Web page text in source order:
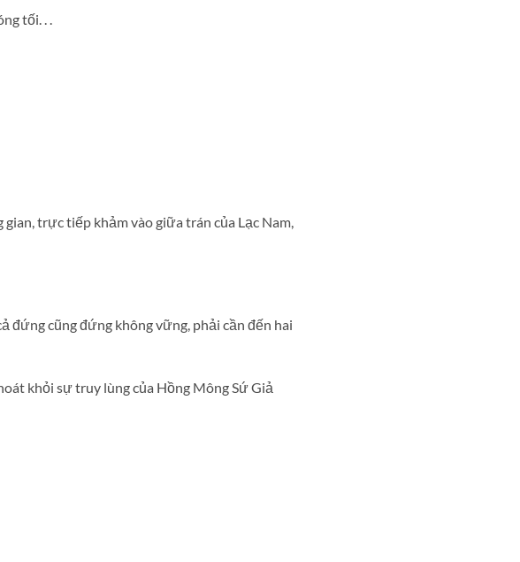
tối. . .
trực tiếp khảm vào giữa trán của Lạc Nam,
cũng đứng không vững, phải cần đến hai
khỏi sự truy lùng của Hồng Mông Sứ Giả